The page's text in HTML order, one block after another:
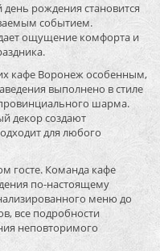
рождения становится
событием.
ощущение комфорта и
кафе Воронеж особенным,
выполнено в стиле
шарма.
декор создают
для любого
госте. Команда кафе
по-настоящему
меню до
все подробности
неповторимого